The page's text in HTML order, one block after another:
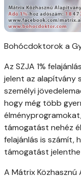
Bohócdoktorok a
Az SZJA 1%
jelent az alapítvány
személyi
hogy még több
támogatást nehéz
felajánlás is számít,
támogatást
A Mátrix Közhasznú